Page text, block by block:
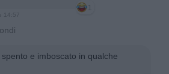
1
14:57
spento e imboscato in qualche